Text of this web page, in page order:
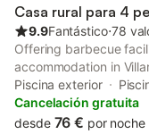
Casa rural para 4
9.9Fantástico⋅78
Offering barbecue
accommodation in
access to a patio,
WiFi.
Piscina exterior
Cancelación gratuita
desde 76 € por noche